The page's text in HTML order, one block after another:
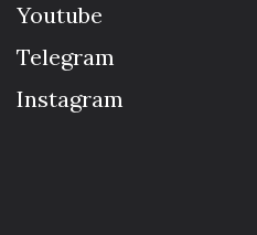
Youtube
Telegram
Instagram